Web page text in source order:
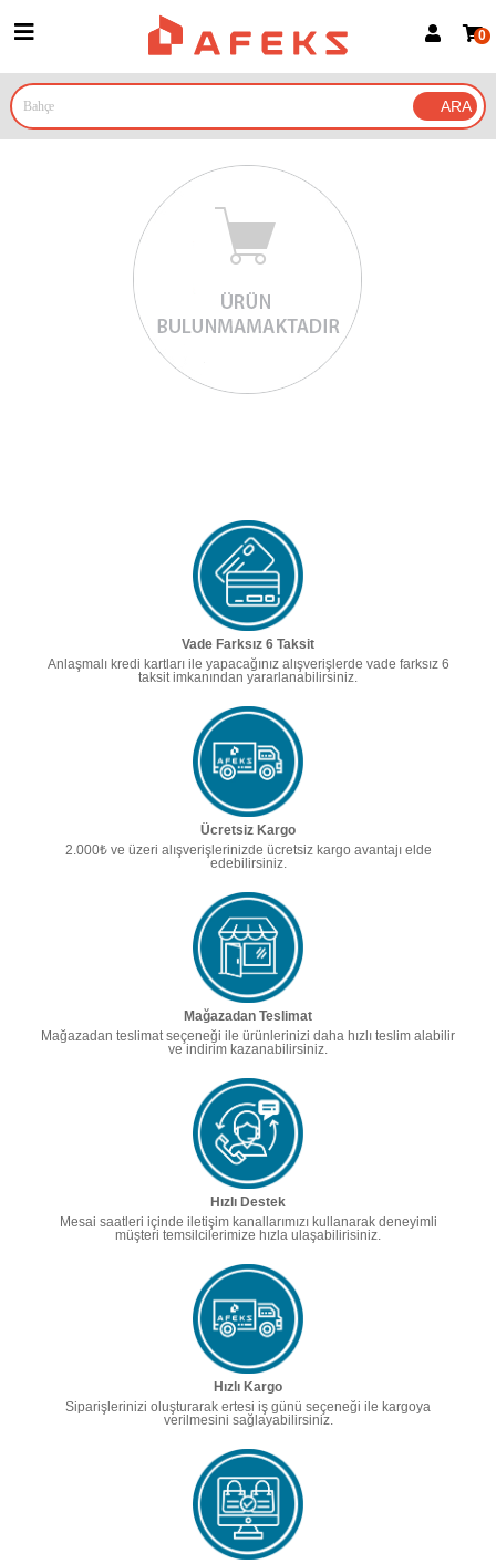
Google İle Bağlan
0
Vade Farksız 6 Taksit
Anlaşmalı kredi kartları ile yapacağınız alışverişlerde vade farksız 6
taksit imkanından yararlanabilirsiniz.
Ücretsiz Kargo
2.000₺ ve üzeri alışverişlerinizde ücretsiz kargo avantajı elde
edebilirsiniz.
Mağazadan Teslimat
Mağazadan teslimat seçeneği ile ürünlerinizi daha hızlı teslim alabilir
ve indirim kazanabilirsiniz.
Hızlı Destek
Mesai saatleri içinde iletişim kanallarımızı kullanarak deneyimli
müşteri temsilcilerimize hızla ulaşabilirisiniz.
Hızlı Kargo
Siparişlerinizi oluşturarak ertesi iş günü seçeneği ile kargoya
verilmesini sağlayabilirsiniz.